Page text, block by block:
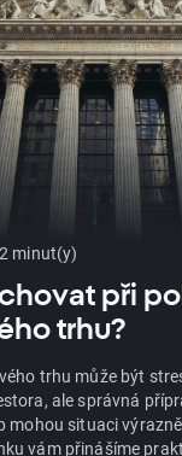
minut(y)
při
trhu?
trhu může být
ale správná
mohou situaci
vám přinášíme